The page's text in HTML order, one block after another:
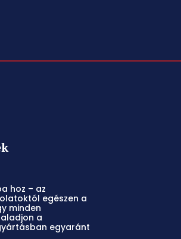
hoz – az
egészen a
minden
a
egyaránt